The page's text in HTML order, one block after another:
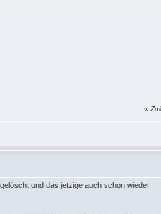
«
und das jetzige auch schon wieder.